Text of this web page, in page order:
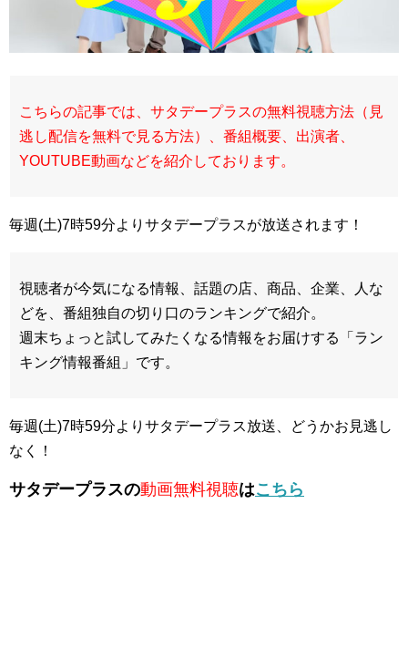
こちらの記事では、サタデープラスの無料視聴方法（見
逃し配信を無料で見る方法）、番組概要、出演者、
YOUTUBE動画などを紹介しております。
毎週(土)7時59分よりサタデープラスが放送されます！
視聴者が今気になる情報、話題の店、商品、企業、人な
どを、番組独自の切り口のランキングで紹介。
週末ちょっと試してみたくなる情報をお届けする「ラン
キング情報番組」です。
毎週(土)7時59分よりサタデープラス放送、どうかお見逃し
なく！
サタデープラスの動画無料視聴はこちら